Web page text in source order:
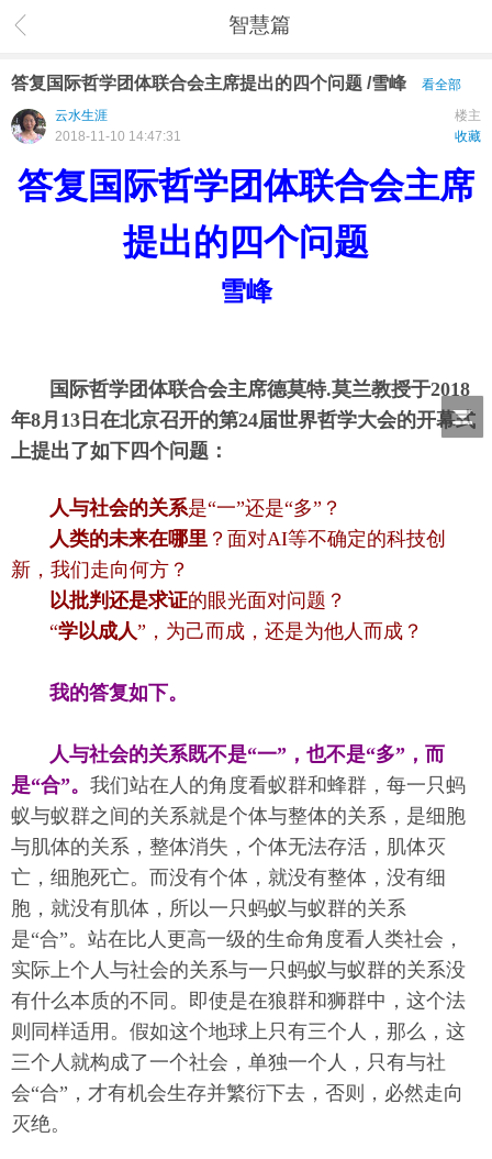
智慧篇
答复国际哲学团体联合会主席提出的四个问题 /雪峰
看全部
楼主
云水生涯
收藏
2018-11-10 14:47:31
答复国际哲学团体联合会主席
提出的四个问题
雪峰
国际哲学团体联合会主席德莫特.莫兰教授于2018
年8月13日在北京召开的第24届世界哲学大会的开幕式
上提出了如下四个问题：
人与社会的关系是“一”还是“多”？
人类的未来在哪里 ？面对AI等不确定的科技创
新，我们走向何方？
以批判还是求证的眼光面对问题？
“学以成人”，为己而成，还是为他人而成？
我的答复如下。
人与社会的关系既不是“一”，也不是“多”，而
是“合”。 我们站在人的角度看蚁群和蜂群，每一只蚂
蚁与蚁群之间的关系就是个体与整体的关系，是细胞
与肌体的关系，整体消失，个体无法存活，肌体灭
亡，细胞死亡。而没有个体，就没有整体，没有细
胞，就没有肌体，所以一只蚂蚁与蚁群的关系
是“合”。站在比人更高一级的生命角度看人类社会，
实际上个人与社会的关系与一只蚂蚁与蚁群的关系没
有什么本质的不同。即使是在狼群和狮群中，这个法
则同样适用。假如这个地球上只有三个人，那么，这
三个人就构成了一个社会，单独一个人，只有与社
会“合”，才有机会生存并繁衍下去，否则，必然走向
灭绝。